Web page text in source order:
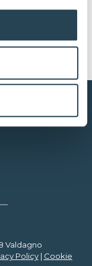
Valdagno
Policy| Cookie